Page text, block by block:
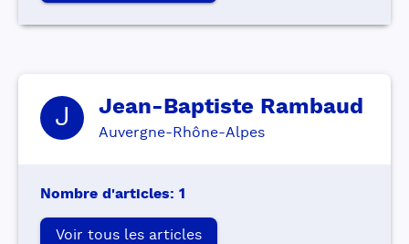
J Jean-Baptiste Rambaud
Auvergne-Rhône-Alpes
Nombre d'articles: 1
Voir tous les articles